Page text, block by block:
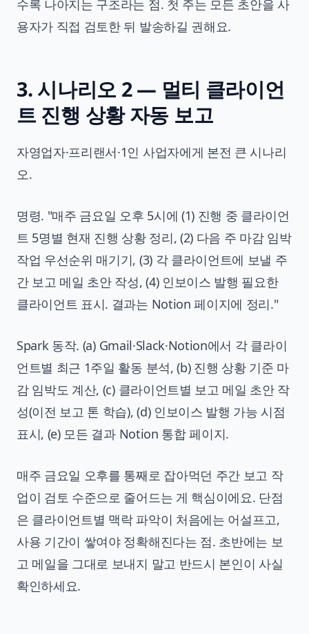
수록 나아지는 구조라는 점. 첫 주는 모든 초안을 사
용자가 직접 검토한 뒤 발송하길 권해요.
3. 시나리오 2 — 멀티 클라이언
트 진행 상황 자동 보고
자영업자·프리랜서·1인 사업자에게 본전 큰 시나리
오.
명령. "매주 금요일 오후 5시에 (1) 진행 중 클라이언
트 5명별 현재 진행 상황 정리, (2) 다음 주 마감 임박
작업 우선순위 매기기, (3) 각 클라이언트에 보낼 주
간 보고 메일 초안 작성, (4) 인보이스 발행 필요한
클라이언트 표시. 결과는 Notion 페이지에 정리."
Spark 동작. (a) Gmail·Slack·Notion에서 각 클라이
언트별 최근 1주일 활동 분석, (b) 진행 상황 기준 마
감 임박도 계산, (c) 클라이언트별 보고 메일 초안 작
성(이전 보고 톤 학습), (d) 인보이스 발행 가능 시점
표시, (e) 모든 결과 Notion 통합 페이지.
매주 금요일 오후를 통째로 잡아먹던 주간 보고 작
업이 검토 수준으로 줄어드는 게 핵심이에요. 단점
은 클라이언트별 맥락 파악이 처음에는 어설프고,
사용 기간이 쌓여야 정확해진다는 점. 초반에는 보
고 메일을 그대로 보내지 말고 반드시 본인이 사실
확인하세요.